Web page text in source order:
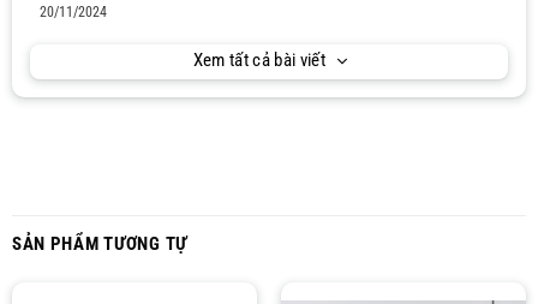
20/11/2024
Xem tất cả bài viết
SẢN PHẨM TƯƠNG TỰ